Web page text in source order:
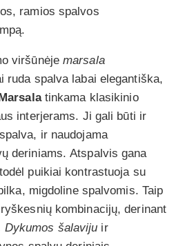
ramios spalvos
viršūnėje marsala
ruda spalva labai elegantiška,
Marsalatinkama klasikinio
interjerams. Ji gali būti ir
ir naudojama
deriniams. Atspalvis gana
puikiai kontrastuoja su
migdoline spalvomis. Taip
kombinacijų, derinant
Dykumos šalaviju ir